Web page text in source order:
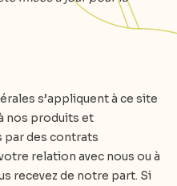
s’appliquent à ce site
nos produits et
par des contrats
relation avec nous ou à
recevez de notre part. Si